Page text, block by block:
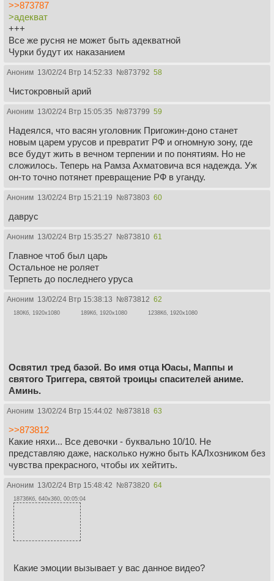
>>873787
>адекват
+++
Все же русня не может быть адекватной
Чурки будут их наказанием
Аноним 13/02/24 Втр 14:52:33 №873792 58
Чистокровный арий
Аноним 13/02/24 Втр 15:05:35 №873799 59
Надеялся, что васян уголовник Пригожин-доно станет
новым царем урусов и превратит РФ и огномную зону, где
все будут жить в вечном терпении и по понятиям. Но не
сложилось. Теперь на Рамза Ахматовича вся надежда. Уж
он-то точно потянет превращение РФ в уганду.
Аноним 13/02/24 Втр 15:21:19 №873803 60
даврус
Аноним 13/02/24 Втр 15:35:27 №873810 61
Главное чтоб был царь
Остальное не роляет
Терпеть до последнего уруса
Аноним 13/02/24 Втр 15:38:13 №873812 62
180Кб, 1920x1080 189Кб, 1920x1080 1238Кб, 1920x1080
Освятил тред базой. Во имя отца Юасы, Маппы и
святого Триггера, святой троицы спасителей аниме.
Аминь.
Аноним 13/02/24 Втр 15:44:02 №873818 63
>>873812
Какие няхи... Все девочки - буквально 10/10. Не
представляю даже, насколько нужно быть КАЛхозником без
чувства прекрасного, чтобы их хейтить.
Аноним 13/02/24 Втр 15:48:42 №873820 64
18736Кб, 640x360, 00:05:04
Какие эмоции вызывает у вас данное видео?